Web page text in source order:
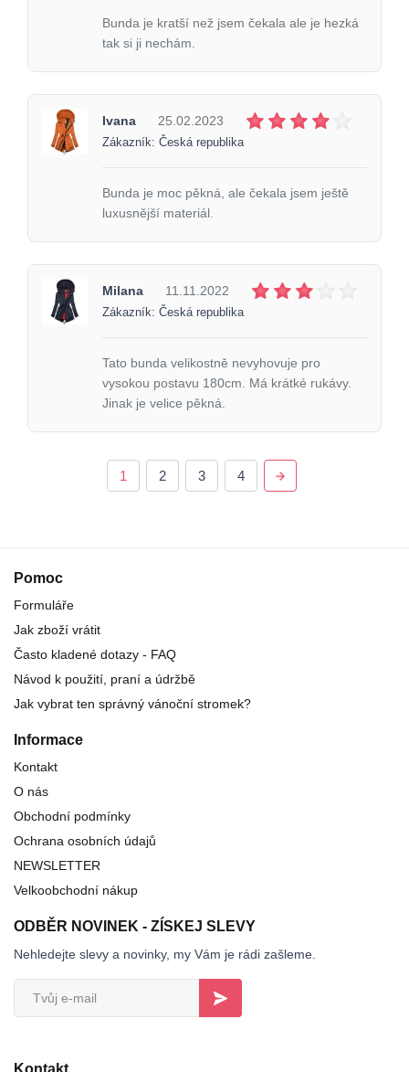
Bunda je kratší než jsem čekala ale je hezká
tak si ji nechám.
Ivana 25.02.2023
Zákazník: Česká republika
Bunda je moc pěkná, ale čekala jsem ještě
luxusnější materiál.
Milana 11.11.2022
Zákazník: Česká republika
Tato bunda velikostně nevyhovuje pro
vysokou postavu 180cm. Má krátké rukávy.
Jinak je velice pěkná.
1 2 3 4
Pomoc
Formuláře
Jak zboží vrátit
Často kladené dotazy - FAQ
Návod k použití, praní a údržbě
Jak vybrat ten správný vánoční stromek?
Informace
Kontakt
O nás
Obchodní podmínky
Ochrana osobních údajů
NEWSLETTER
Velkoobchodní nákup
ODBĚR NOVINEK - ZÍSKEJ SLEVY
Nehledejte slevy a novinky, my Vám je rádi zašleme.
Kontakt